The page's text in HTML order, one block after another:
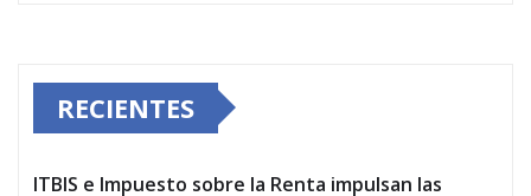
RECIENTES
ITBIS e Impuesto sobre la Renta impulsan las